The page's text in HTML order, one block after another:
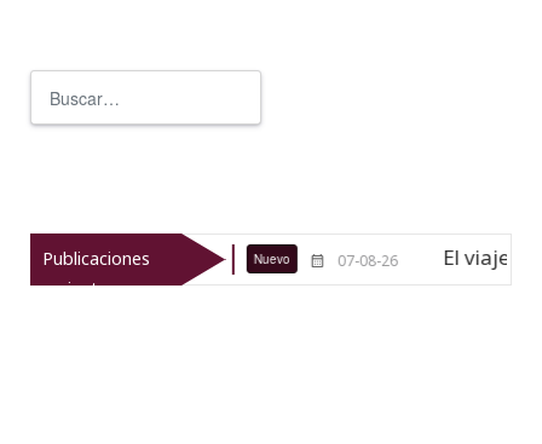
Publicaciones
recientes
Texcoco Nuevo 07-08-26 El viaje del jíkuri: